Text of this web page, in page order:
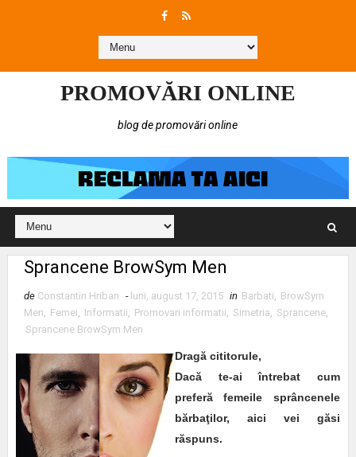
PROMOVĂRI ONLINE
blog de promovări online
Sprancene BrowSym Men
de Constantin Hriban - luni, august 17, 2015 in Barbati, BrowSym
Men, Femei, Informatii, Promovari informatii, Simetria, Sprancene,
Sprancene BrowSym Men
Dragă cititorule,
Dacă te-ai întrebat cum
preferă femeile sprâncenele
bărbaţilor, aici vei găsi
răspuns.